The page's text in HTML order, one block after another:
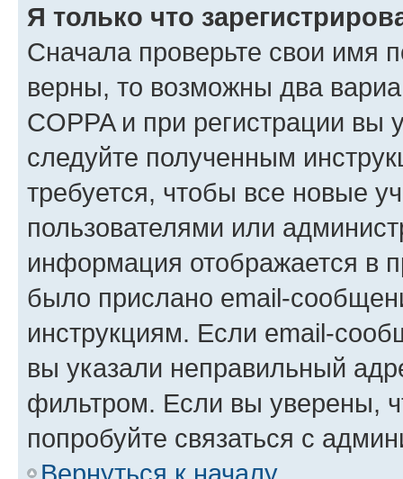
Я только что
Сначала проверьте свои имя
верны, то возможны два
COPPA и при регистрации вы
следуйте полученным
требуется, чтобы все новые
пользователями или
информация отображается в
было прислано email-
инструкциям. Если email-
вы указали неправильный
фильтром. Если вы уверены,
попробуйте связаться с
Вернуться к началу